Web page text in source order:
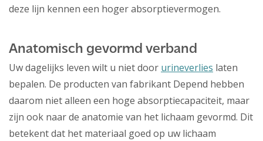
deze lijn kennen een hoger absorptievermogen.
Anatomisch gevormd verband
Uw dagelijks leven wilt u niet door urineverlies laten
bepalen. De producten van fabrikant Depend hebben
daarom niet alleen een hoge absorptiecapaciteit, maar
zijn ook naar de anatomie van het lichaam gevormd. Dit
betekent dat het materiaal goed op uw lichaam